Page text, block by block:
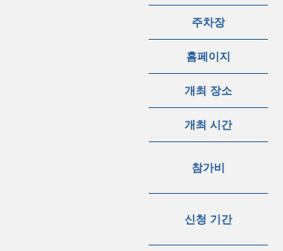
주차장
홈페이지
개최 장소
개최 시간
참가비
신청 기간